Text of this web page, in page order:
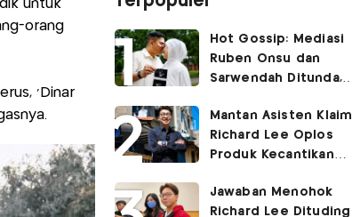
untuk
orang
'Dinar
Hot Gossip: Mediasi
Ruben Onsu dan
Sarwendah Ditunda,
Ketiga
Mantan Asisten Klaim
Richard Lee Oplos
Produk Kecantikan
ke Ani-Ani
Jawaban Menohok
Richard Lee Dituding